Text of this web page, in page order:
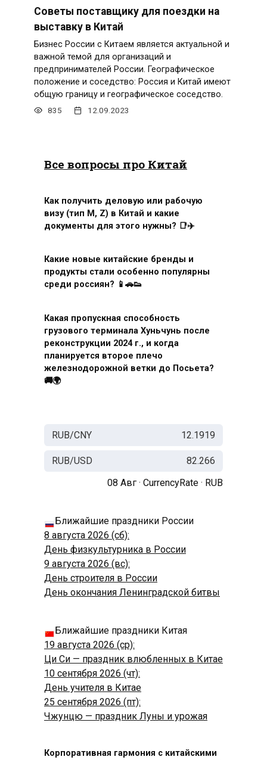
Советы поставщику для поездки на
выставку в Китай
Бизнес России с Китаем является актуальной и
важной темой для организаций и
предпринимателей России. Географическое
положение и соседство: Россия и Китай имеют
общую границу и географическое соседство.
835 12.09.2023
Все вопросы про Китай
Как получить деловую или рабочую
визу (тип M, Z) в Китай и какие
документы для этого нужны? 📑✈️
Какие новые китайские бренды и
продукты стали особенно популярны
среди россиян? 📱🚗👟
Какая пропускная способность
грузового терминала Хуньчунь после
реконструкции 2024 г., и когда
планируется второе плечо
железнодорожной ветки до Посьета?
🚚🌍
RUB/CNY 12.1919
RUB/USD
82.266
08 Авг · CurrencyRate · RUB
Ближайшие праздники России
8 августа 2026 (сб):
День физкультурника в России
9 августа 2026 (вс):
День строителя в России
День окончания Ленинградской битвы
Ближайшие праздники Китая
19 августа 2026 (ср):
Ци Си — праздник влюбленных в Китае
10 сентября 2026 (чт):
День учителя в Китае
25 сентября 2026 (пт):
Чжунцю — праздник Луны и урожая
Корпоративная гармония с китайскими